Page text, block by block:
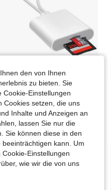
den von Ihnen
zu bieten. Sie
Cookie-Einstellungen
Cookies setzen, die uns
Inhalte und Anzeigen an
lassen Sie nur die
Sie können diese in den
kann. Um
Einstellungen
wie wir die von uns